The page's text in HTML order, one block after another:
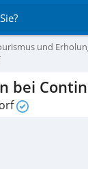
und
bei